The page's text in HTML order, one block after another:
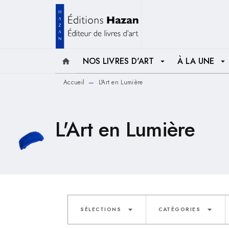
MENU RECHERCHE
home NOS LIVRES D'ART arrow_drop_down À LA UNE arrow_drop_down
Accueil — L'Art en Lumière
L'Art en Lumière
SÉLECTIONS arrow_drop_down CATÉGORIES arrow_drop_down